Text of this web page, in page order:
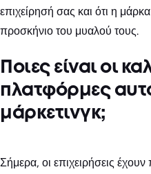
επιχείρησή σας και ότι η
προσκήνιο του μυαλού τους.
Ποιες είναι οι
πλατφόρμες
μάρκετινγκ;
Σήμερα, οι επιχειρήσεις